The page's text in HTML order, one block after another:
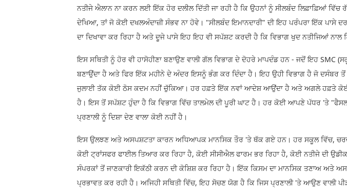
ਨਤੀਜੇ ਐਲਾਨ ਨਾ ਕਰਨ ਲਈ ਇੱਕ ਹੋਰ ਦਲੀਲ ਦਿੱਤੀ ਜਾ ਰਹੀ ਹੈ ਕਿ ਉਹਨਾਂ ਨੂੰ ਸੀਲਬੰਦ ਲਿਫ਼ਾਫ਼ਿਆਂ ਵਿੱਚ
ਦੇਖਿਆ, ਤਾਂ ਜੋ ਕੋਈ ਦਖਲਅੰਦਾਜ਼ੀ ਸੰਭਵ ਨਾ ਹੋਵੇ। "ਸੀਲਬੰਦ ਇਮਾਨਦਾਰੀ" ਦੀ ਇਹ ਪਰੰਪਰਾ ਇੱਕ ਪਾਸੇ
ਦਾ ਦਿਖਾਵਾ ਕਰ ਰਿਹਾ ਹੈ ਅਤੇ ਦੂਜੇ ਪਾਸੇ ਇਹ ਇਹ ਵੀ ਸਪੱਸ਼ਟ ਕਰਦੀ ਹੈ ਕਿ ਵਿਭਾਗ ਖੁਦ ਨਤੀਜਿਆਂ ਨਾਲ
ਇਸ ਸਥਿਤੀ ਨੂੰ ਹੋਰ ਵੀ ਹਾਸੋਹੀਣਾ ਬਣਾਉਣ ਵਾਲੀ ਗੱਲ ਵਿਭਾਗ ਦੇ ਦੋਹਰੇ ਮਾਪਦੰਡ ਹਨ - ਜਦੋਂ ਇਹ SMC
ਬਣਾਉਂਦਾ ਹੈ ਅਤੇ ਫਿਰ ਇੱਕ ਮਹੀਨੇ ਦੇ ਅੰਦਰ ਇਸਨੂੰ ਭੰਗ ਕਰ ਦਿੰਦਾ ਹੈ। ਇਹ ਉਹੀ ਵਿਭਾਗ ਹੈ ਜੋ ਦਸੰਬਰ
ਜੁਲਾਈ ਤੱਕ ਕੋਈ ਠੋਸ ਕਦਮ ਨਹੀਂ ਚੁੱਕਿਆ। ਹਰ ਹਫ਼ਤੇ ਇੱਕ ਨਵਾਂ ਆਦੇਸ਼ ਆਉਂਦਾ ਹੈ ਅਤੇ ਅਗਲੇ ਹਫ਼ਤੇ ਕੋਈ
ਹੈ। ਇਸ ਤੋਂ ਸਪੱਸ਼ਟ ਹੁੰਦਾ ਹੈ ਕਿ ਵਿਭਾਗ ਵਿੱਚ ਤਾਲਮੇਲ ਦੀ ਪੂਰੀ ਘਾਟ ਹੈ। ਹਰ ਕੋਈ ਆਪਣੇ ਪੱਧਰ 'ਤੇ
ਪ੍ਰਣਾਲੀ ਨੂੰ ਦਿਸ਼ਾ ਦੇਣ ਵਾਲਾ ਕੋਈ ਨਹੀਂ ਹੈ।
ਇਸ ਉਲਝਣ ਅਤੇ ਅਸਪਸ਼ਟਤਾ ਕਾਰਨ ਅਧਿਆਪਕ ਮਾਨਸਿਕ ਤੌਰ 'ਤੇ ਥੱਕ ਗਏ ਹਨ। ਹਰ ਸਕੂਲ ਵਿੱਚ,
ਕੋਈ ਟ੍ਰਾਂਸਫਰ ਫਾਈਲ ਤਿਆਰ ਕਰ ਰਿਹਾ ਹੈ, ਕੋਈ ਸੀਸੀਐਲ ਫਾਰਮ ਭਰ ਰਿਹਾ ਹੈ, ਕੋਈ ਨਤੀਜੇ ਦੀ
ਸੰਪਰਕਾਂ ਤੋਂ ਜਾਣਕਾਰੀ ਇਕੱਠੀ ਕਰਨ ਦੀ ਕੋਸ਼ਿਸ਼ ਕਰ ਰਿਹਾ ਹੈ। ਇੱਕ ਕਿਸਮ ਦਾ ਮਾਨਸਿਕ ਤਣਾਅ ਅਤੇ
ਪ੍ਰਭਾਵਤ ਕਰ ਰਹੀ ਹੈ। ਅਜਿਹੀ ਸਥਿਤੀ ਵਿੱਚ, ਇਹ ਸੋਚਣ ਯੋਗ ਹੈ ਕਿ ਜਿਸ ਪ੍ਰਣਾਲੀ 'ਤੇ ਆਉਣ ਵਾਲੀ